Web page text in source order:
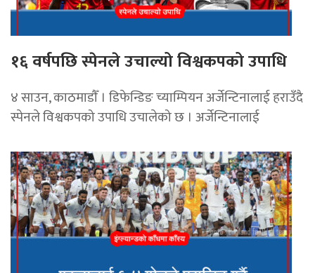
१६ वर्षपछि स्पेनले उचाल्यो विश्वकपको उपाधि
४ साउन, काठमाडाैँ । डिफेन्डिङ च्याम्पियन अर्जेन्टिनालाई हराउँदै
स्पेनले विश्वकपको उपाधि उचालेको छ । अर्जेन्टिनालाई